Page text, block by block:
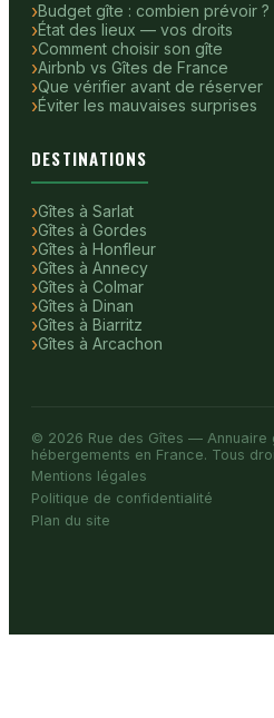
Budget gîte : combien prévoir ?
État des lieux — vos droits
Comment choisir son gîte
Airbnb vs Gîtes de France
Que vérifier avant de réserver
Éviter les mauvaises surprises
DESTINATIONS
Gîtes à Sarlat
Gîtes à Gordes
Gîtes à Honfleur
Gîtes à Annecy
Gîtes à Colmar
Gîtes à Dinan
Gîtes à Biarritz
Gîtes à Arcachon
© 2026 Rue des Gîtes — Annuaire
hébergements en France. Tous
Mentions légales
Politique de confidentialité
Plan du site